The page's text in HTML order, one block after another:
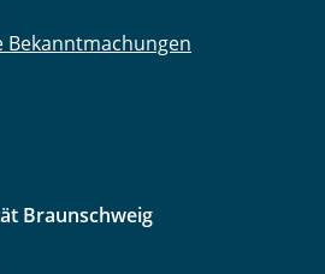
Braunschweig